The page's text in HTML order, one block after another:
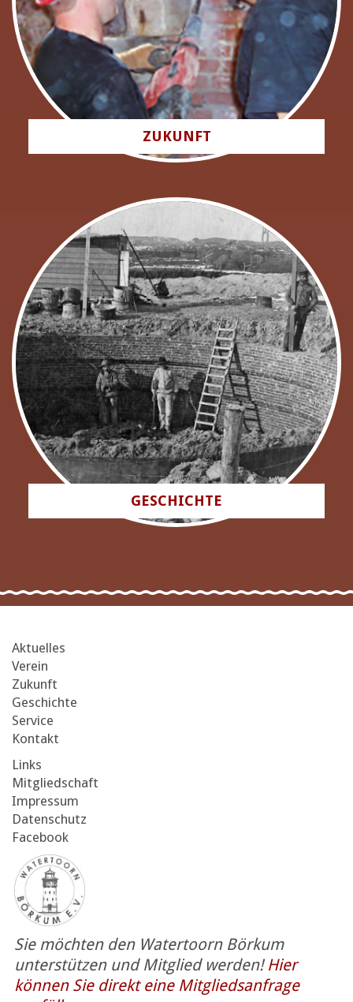
ZUKUNFT
GESCHICHTE
Aktuelles
Verein
Zukunft
Geschichte
Service
Kontakt
Links
Mitgliedschaft
Impressum
Datenschutz
Facebook
Sie möchten den Watertoorn Börkum
unterstützen und Mitglied werden!Hier
können Sie direkt eine Mitgliedsanfrage